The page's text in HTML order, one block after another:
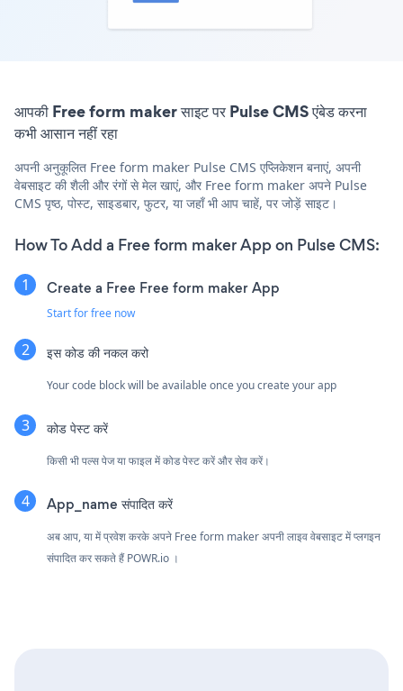
आपकी Free form maker साइट पर Pulse CMS एंबेड करना
कभी आसान नहीं रहा
अपनी अनुकूलित Free form maker Pulse CMS एप्लिकेशन बनाएं, अपनी
वेबसाइट की शैली और रंगों से मेल खाएं, और Free form maker अपने Pulse
CMS पृष्ठ, पोस्ट, साइडबार, फुटर, या जहाँ भी आप चाहें, पर जोड़ें साइट।
How To Add a Free form maker App on Pulse CMS:
Create a Free Free form maker App
Start for free now
इस कोड की नकल करो
Your code block will be available once you create your app
कोड पेस्ट करें
किसी भी पल्स पेज या फाइल में कोड पेस्ट करें और सेव करें।
App_name संपादित करें
अब आप, या में प्रवेश करके अपने Free form maker अपनी लाइव वेबसाइट में प्लगइन
संपादित कर सकते हैंPOWR.io ।